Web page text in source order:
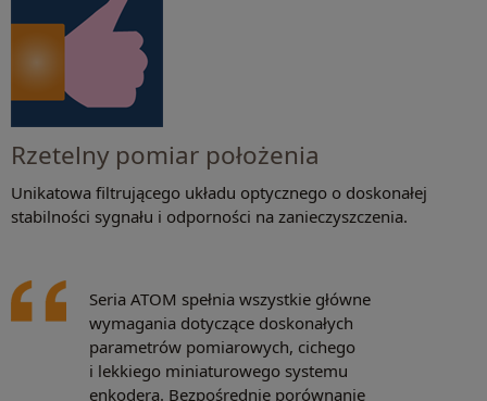
Rzetelny pomiar położenia
Unikatowa filtrującego układu optycznego o doskonałej
stabilności sygnału i odporności na zanieczyszczenia.
Seria ATOM spełnia wszystkie główne
wymagania dotyczące doskonałych
parametrów pomiarowych, cichego
i lekkiego miniaturowego systemu
enkodera. Bezpośrednie porównanie